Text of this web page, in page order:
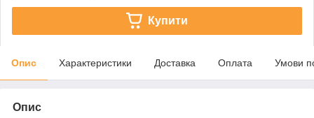
Купити
Опис Характеристики Доставка Оплата Умови
Опис